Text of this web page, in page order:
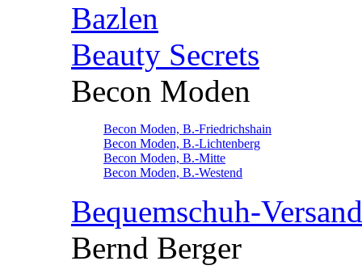
Bazlen
Beauty Secrets
Becon Moden
Becon Moden, B.-Friedrichshain
Becon Moden, B.-Lichtenberg
Becon Moden, B.-Mitte
Becon Moden, B.-Westend
Bequemschuh-Versand
Bernd Berger